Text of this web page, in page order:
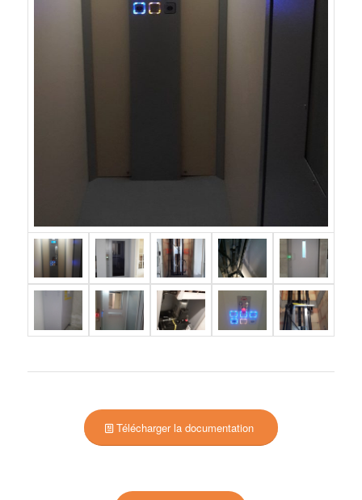
Télécharger la documentation